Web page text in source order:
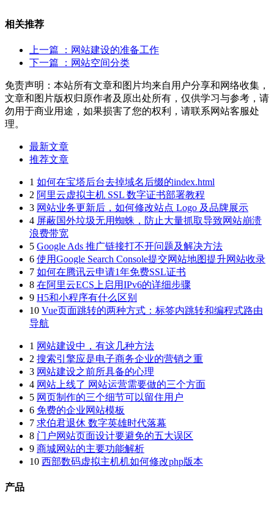
相关推荐
上一篇
：网站建设的准备工作
下一篇
：网站空间分类
免责声明：本站所有文章和图片均来自用户分享和网络收集，
文章和图片版权归原作者及原出处所有，仅供学习与参考，请
勿用于商业用途，如果损害了您的权利，请联系网站客服处
理。
最新文章
推荐文章
1 如何在宝塔后台去掉域名后缀的index.html
2 阿里云虚拟主机 SSL 数字证书部署教程
3 网站业务更新后，如何修改站点 Logo 及品牌展示
4 屏蔽国外垃圾无用蜘蛛，防止大量抓取导致网站崩溃
浪费带宽
5 Google Ads 推广链接打不开问题及解决方法
6 使用Google Search Console提交网站地图提升网站收录
7 如何在腾讯云申请1年免费SSL证书
8 在阿里云ECS上启用IPv6的详细步骤
9 H5和小程序有什么区别
10 Vue页面跳转的两种方式：标签内跳转和编程式路由
导航
1 网站建设中，有这几种方法
2 搜索引擎应是电子商务企业的营销之重
3 网站建设之前所具备的心理
4 网站上线了 网站运营需要做的三个方面
5 网页制作的三个细节可以留住用户
6 免费的企业网站模板
7 求伯君退休 数字英雄时代落幕
8 门户网站页面设计要避免的五大误区
9 商城网站的主要功能解析
10 西部数码虚拟主机机如何修改php版本
产品